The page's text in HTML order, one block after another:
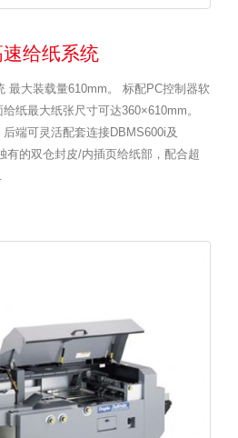
给纸系统
最大装载量610mm。 标配PC控制器软
纸最大纸张尺寸可达360×610mm。
端可灵活配套连接DBMS600i及
有的双仓封皮/内插页给纸部，配合超